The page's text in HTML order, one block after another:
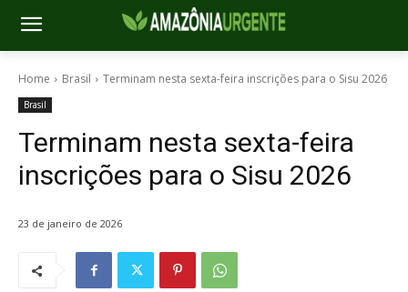
Home Brasil Terminam nesta sexta-feira inscrições para o Sisu 2026
Brasil
Terminam nesta sexta-feira
inscrições para o Sisu 2026
23 de janeiro de 2026